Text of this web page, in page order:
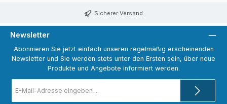
Sicherer Versand
Newsletter
Abonnieren Sie jetzt einfach unseren regelmäßig erscheinenden
Newsletter und Sie werden stets unter den Ersten sein, über neue
Produkte und Angebote informiert werden.
Mail-
Adresse